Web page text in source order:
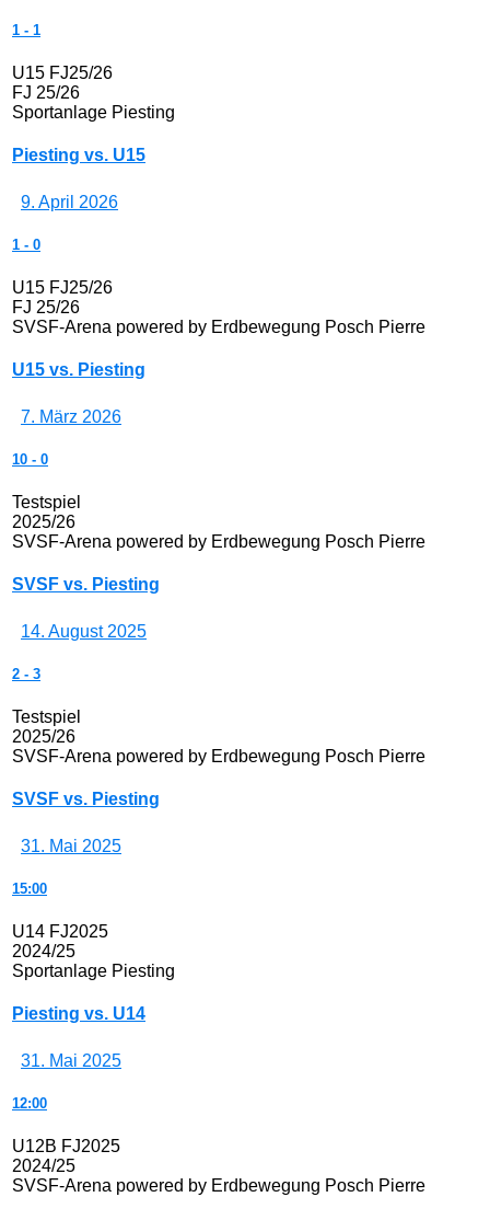
1 - 1
U15 FJ25/26
FJ 25/26
Sportanlage Piesting
Piesting vs. U15
9. April 2026
1 - 0
U15 FJ25/26
FJ 25/26
SVSF-Arena powered by Erdbewegung Posch Pierre
U15 vs. Piesting
7. März 2026
10 - 0
Testspiel
2025/26
SVSF-Arena powered by Erdbewegung Posch Pierre
SVSF vs. Piesting
14. August 2025
2 - 3
Testspiel
2025/26
SVSF-Arena powered by Erdbewegung Posch Pierre
SVSF vs. Piesting
31. Mai 2025
15:00
U14 FJ2025
2024/25
Sportanlage Piesting
Piesting vs. U14
31. Mai 2025
12:00
U12B FJ2025
2024/25
SVSF-Arena powered by Erdbewegung Posch Pierre